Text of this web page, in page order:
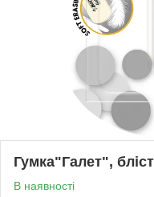
Гумка"Галет",
В наявності